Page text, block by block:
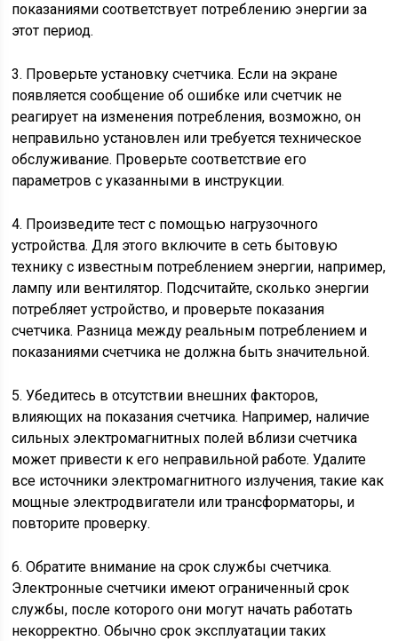
показаниями соответствует потреблению энергии за
этот период.
3. Проверьте установку счетчика. Если на экране
появляется сообщение об ошибке или счетчик не
реагирует на изменения потребления, возможно, он
неправильно установлен или требуется техническое
обслуживание. Проверьте соответствие его
параметров с указанными в инструкции.
4. Произведите тест с помощью нагрузочного
устройства. Для этого включите в сеть бытовую
технику с известным потреблением энергии, например,
лампу или вентилятор. Подсчитайте, сколько энергии
потребляет устройство, и проверьте показания
счетчика. Разница между реальным потреблением и
показаниями счетчика не должна быть значительной.
5. Убедитесь в отсутствии внешних факторов,
влияющих на показания счетчика. Например, наличие
сильных электромагнитных полей вблизи счетчика
может привести к его неправильной работе. Удалите
все источники электромагнитного излучения, такие как
мощные электродвигатели или трансформаторы, и
повторите проверку.
6. Обратите внимание на срок службы счетчика.
Электронные счетчики имеют ограниченный срок
службы, после которого они могут начать работать
некорректно. Обычно срок эксплуатации таких